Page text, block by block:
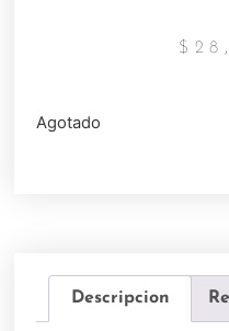
$
Agotado
Descripcion